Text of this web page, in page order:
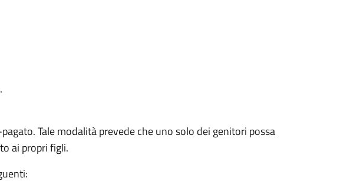
Tale modalità prevede che uno solo dei genitori possa
ai propri figli.